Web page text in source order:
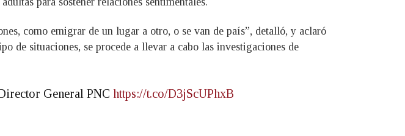
como emigrar de un lugar a otro, o se van de país”, detalló, y aclaró
de situaciones, se procede a llevar a cabo las investigaciones de
General PNC https://t.co/D3jScUPhxB